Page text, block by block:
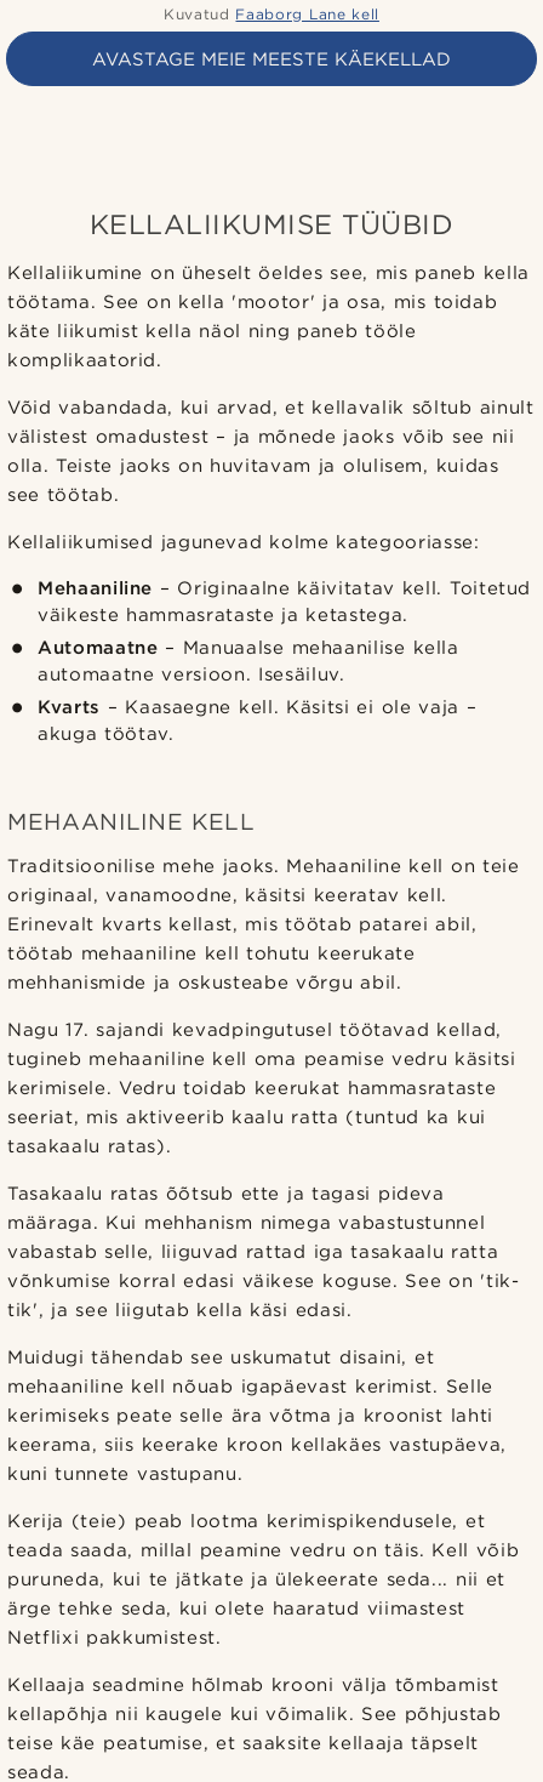
Kuvatud Faaborg Lane kell
AVASTAGE MEIE MEESTE KÄEKELLAD
KELLALIIKUMISE TÜÜBID
Kellaliikumine on üheselt öeldes see, mis paneb kella
töötama. See on kella 'mootor' ja osa, mis toidab
käte liikumist kella näol ning paneb tööle
komplikaatorid.
Võid vabandada, kui arvad, et kellavalik sõltub ainult
välistest omadustest – ja mõnede jaoks võib see nii
olla. Teiste jaoks on huvitavam ja olulisem, kuidas
see töötab.
Kellaliikumised jagunevad kolme kategooriasse:
Mehaaniline – Originaalne käivitatav kell. Toitetud
väikeste hammasrataste ja ketastega.
Automaatne – Manuaalse mehaanilise kella
automaatne versioon. Isesäiluv.
Kvarts – Kaasaegne kell. Käsitsi ei ole vaja –
akuga töötav.
MEHAANILINE KELL
Traditsioonilise mehe jaoks. Mehaaniline kell on teie
originaal, vanamoodne, käsitsi keeratav kell.
Erinevalt kvarts kellast, mis töötab patarei abil,
töötab mehaaniline kell tohutu keerukate
mehhanismide ja oskusteabe võrgu abil.
Nagu 17. sajandi kevadpingutusel töötavad kellad,
tugineb mehaaniline kell oma peamise vedru käsitsi
kerimisele. Vedru toidab keerukat hammasrataste
seeriat, mis aktiveerib kaalu ratta (tuntud ka kui
tasakaalu ratas).
Tasakaalu ratas õõtsub ette ja tagasi pideva
määraga. Kui mehhanism nimega vabastustunnel
vabastab selle, liiguvad rattad iga tasakaalu ratta
võnkumise korral edasi väikese koguse. See on 'tik-
tik', ja see liigutab kella käsi edasi.
Muidugi tähendab see uskumatut disaini, et
mehaaniline kell nõuab igapäevast kerimist. Selle
kerimiseks peate selle ära võtma ja kroonist lahti
keerama, siis keerake kroon kellakäes vastupäeva,
kuni tunnete vastupanu.
Kerija (teie) peab lootma kerimispikendusele, et
teada saada, millal peamine vedru on täis. Kell võib
puruneda, kui te jätkate ja ülekeerate seda... nii et
ärge tehke seda, kui olete haaratud viimastest
Netflixi pakkumistest.
Kellaaja seadmine hõlmab krooni välja tõmbamist
kellapõhja nii kaugele kui võimalik. See põhjustab
teise käe peatumise, et saaksite kellaaja täpselt
seada.